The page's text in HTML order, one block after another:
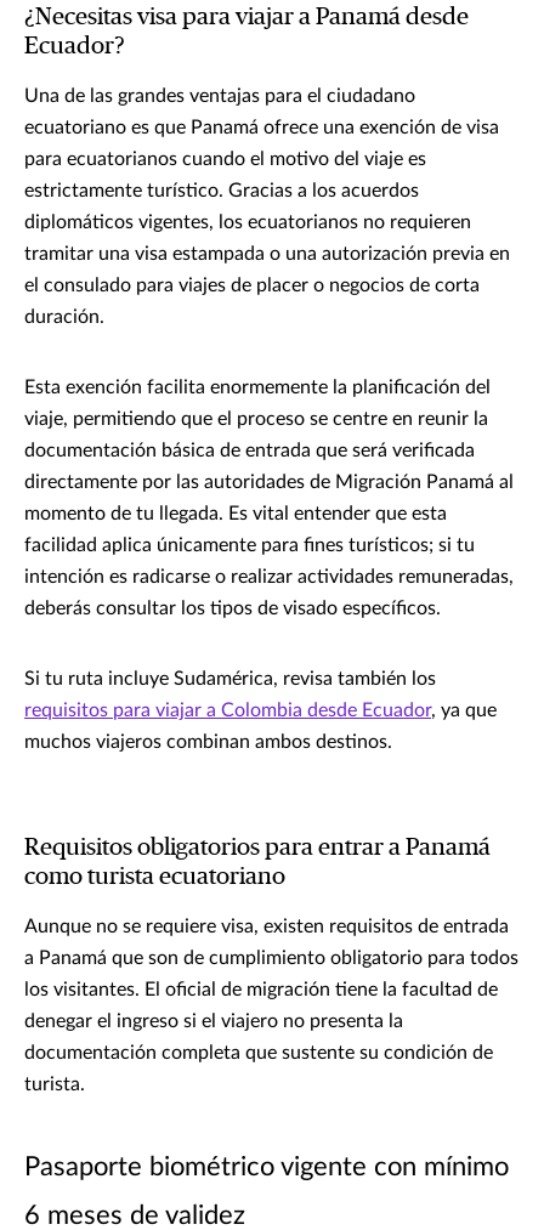
¿Necesitas visa para viajar a Panamá desde
Ecuador?
Una de las grandes ventajas para el ciudadano
ecuatoriano es que Panamá ofrece una exención de visa
para ecuatorianos cuando el motivo del viaje es
estrictamente turístico. Gracias a los acuerdos
diplomáticos vigentes, los ecuatorianos no requieren
tramitar una visa estampada o una autorización previa en
el consulado para viajes de placer o negocios de corta
duración.
Esta exención facilita enormemente la planificación del
viaje, permitiendo que el proceso se centre en reunir la
documentación básica de entrada que será verificada
directamente por las autoridades de Migración Panamá al
momento de tu llegada. Es vital entender que esta
facilidad aplica únicamente para fines turísticos; si tu
intención es radicarse o realizar actividades remuneradas,
deberás consultar los tipos de visado específicos.
Si tu ruta incluye Sudamérica, revisa también los
requisitos para viajar a Colombia desde Ecuador, ya que
muchos viajeros combinan ambos destinos.
Requisitos obligatorios para entrar a Panamá
como turista ecuatoriano
Aunque no se requiere visa, existen requisitos de entrada
a Panamá que son de cumplimiento obligatorio para todos
los visitantes. El oficial de migración tiene la facultad de
denegar el ingreso si el viajero no presenta la
documentación completa que sustente su condición de
turista.
Pasaporte biométrico vigente con mínimo
6 meses de validez